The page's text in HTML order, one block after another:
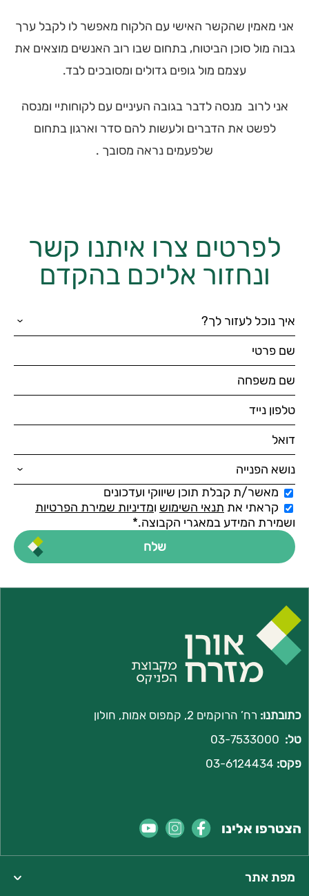
אני מאמין שהקשר האישי עם הלקוח מאפשר לו לקבל ערך
גבוה מול סוכן הביטוח, בתחום שבו רוב האנשים מוצאים את
עצמם מול גופים גדולים ומסובכים לבד.
אני לרוב מנסה לדבר בגובה העיניים עם לקוחותיי ומנסה
לפשט את הדברים ולעשות להם סדר וארגון בתחום
שלפעמים נראה מסובך .
לפרטים צרו איתנו קשר
ונחזור אליכם בהקדם
מאשר/ת קבלת תוכן שיווקי ועדכונים
קראתי את תנאי השימוש ומדיניות שמירת הפרטיות
ושמירת המידע במאגרי הקבוצה.*
כתובתנו: רח’ הרוקמים 2, קמפוס אמות, חולון
טל: 03-7533000
פקס:
הצטרפו אלינו
מפת אתר